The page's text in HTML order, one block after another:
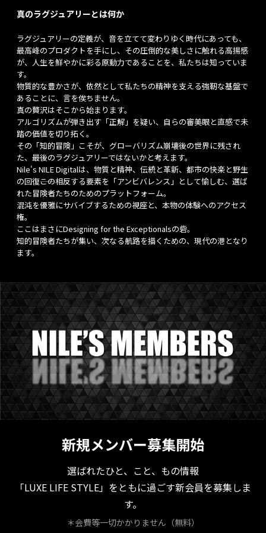
真のラグジュアリーとは何か
ラグジュアリーの定義が、音を立てて変わりゆく時代にあっても、
最高峰のプロダクトを手にし、その圧倒的な美しさに触れる高揚感
が、人生を鮮やかに彩る原動力であることを、私たちは知っていま
す。
物質的な豊かさが、依然として私たちの精神を支える強靭な基盤で
あることに、言を俟ちません。
真の贅沢はそこから始まります。
アルゴリズムが弾き出す「正解」を疑い、自らの審美眼と直感で未
踏の価値を切り拓く。
その「知的冒険」こそが、グローバリズム崩壊後の世界に残され
た、最後のラグジュアリーではないかと考えます。
Nile's NILE Digitalは、物質と精神、伝統と革新、都市の快楽と野生
の回復――この相反する要素を「アンビバレンス」として愉しむ、選ば
れた冒険者たちのためのプラットフォーム。
混沌を優雅にサバイブするための視座と、本物の体験へのアクセス
権。
ここはまさにDesigning for the Exceptionalsの砦。
知的冒険者たちが集い、次なる航路を描くための、現代の港となり
ます。
新規メンバー募集開始
選ばれたひと、こと、もの情報
「LUXE LIFE STYLE」をともに過ごす新会員を募集しま
す。
＊会費等一切かかりません（無料）